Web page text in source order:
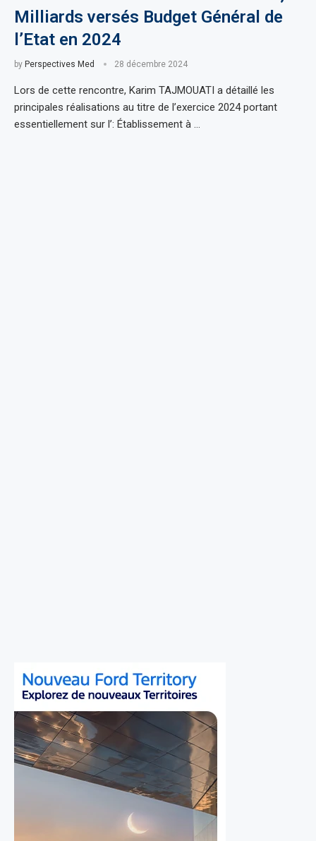
Milliards versés Budget Général de
l’Etat en 2024
by Perspectives Med 28 décembre 2024
Lors de cette rencontre, Karim TAJMOUATI a détaillé les
principales réalisations au titre de l’exercice 2024 portant
essentiellement sur l’: Établissement à …